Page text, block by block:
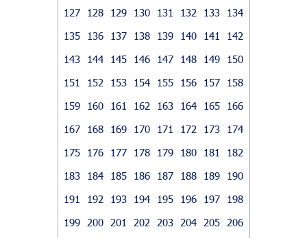
127
128 129 130 131 132 133
134
135
136 137 138 139 140 141
142
143
144 145 146 147 148 149
150
151
152 153 154 155 156 157
158
159
160 161 162 163 164 165
166
167
168 169 170 171 172 173
174
175
176 177 178 179 180 181
182
183
184 185 186 187 188 189
190
191
192 193 194 195 196 197
198
199
200 201 202 203 204 205
206